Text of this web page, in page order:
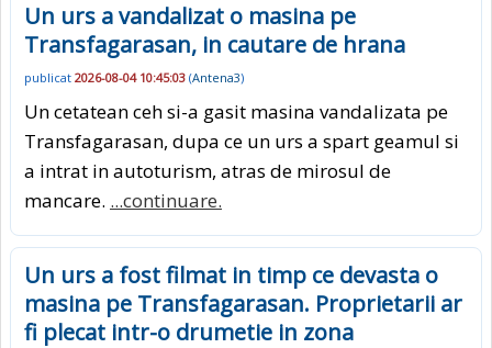
Un urs a vandalizat o masina pe
Transfagarasan, in cautare de hrana
publicat 2026-08-04 10:45:03 (Antena3)
Un cetatean ceh si-a gasit masina vandalizata pe
Transfagarasan, dupa ce un urs a spart geamul si
a intrat in autoturism, atras de mirosul de
mancare. ...continuare.
Un urs a fost filmat in timp ce devasta o
masina pe Transfagarasan. Proprietarii ar
fi plecat intr-o drumetie in zona